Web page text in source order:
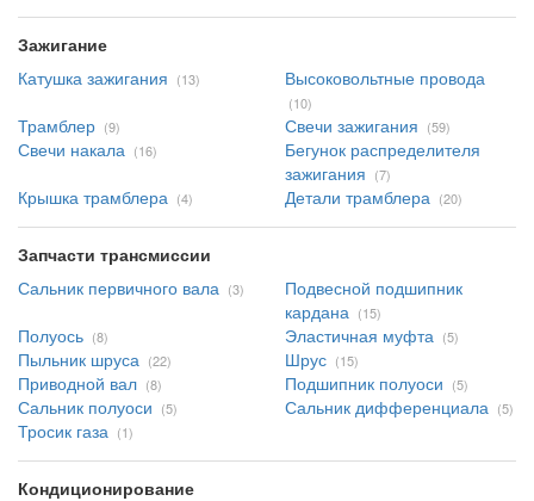
Зажигание
Катушка зажигания (13) Высоковольтные провода
(10)
Трамблер (9) Свечи зажигания (59)
Свечи накала (16)
Бегунок распределителя
зажигания (7)
Крышка трамблера (4) Детали трамблера (20)
Запчасти трансмиссии
Сальник первичного вала (3)
Подвесной подшипник
кардана (15)
Полуось (8) Эластичная муфта (5)
Пыльник шруса (22) Шрус (15)
Приводной вал (8) Подшипник полуоси (5)
Сальник полуоси (5) Сальник дифференциала (5)
Тросик газа (1)
Кондиционирование